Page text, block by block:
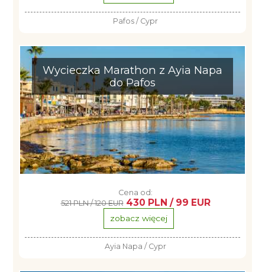
Pafos / Cypr
Wycieczka Marathon z Ayia Napa
do Pafos
Cena od:
521 PLN / 120 EUR 430 PLN / 99 EUR
zobacz więcej
Ayia Napa / Cypr